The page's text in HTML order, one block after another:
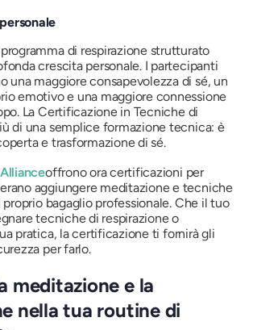
di respirazione strutturato
crescita personale. I partecipanti
una maggiore consapevolezza di sé, un
emotivo e una maggiore connessione
La Certificazione in Tecniche di
di una semplice formazione tecnica: è
e trasformazione di sé.
offrono ora certificazioni per
aggiungere meditazione e tecniche
proprio bagaglio professionale. Che il tuo
tecniche di respirazione o
pratica, la certificazione ti fornirà gli
per farlo.
meditazione e la
nella tua routine di